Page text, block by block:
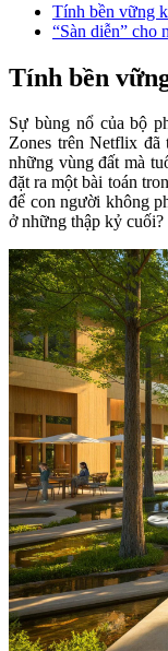
Tính bền vững
“Sàn diễn” cho
Tính bền
​​Sự bùng nổ của bộ
Zones trên Netflix đã
những vùng đất mà
đặt ra một bài toán
để con người không
ở những thập kỷ cuối?